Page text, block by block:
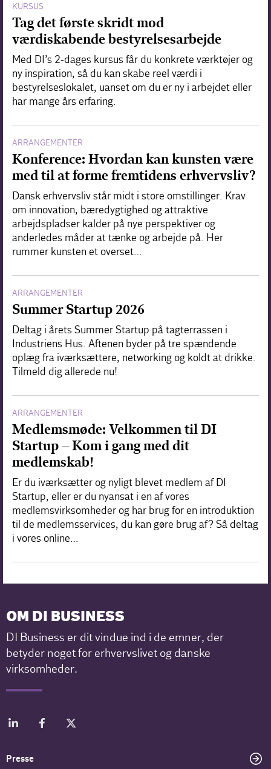
KURSUS
Tag det første skridt mod
værdiskabende bestyrelsesarbejde
Med DI’s 2-dages kursus får du konkrete værktøjer og
ny inspiration, så du kan skabe reel værdi i
bestyrelseslokalet, uanset om du er ny i arbejdet eller
har mange års erfaring.
ARRANGEMENTER
Konference: Hvordan kan kunsten være
med til at forme fremtidens erhvervsliv?
Dansk erhvervsliv står midt i store omstillinger. Krav
om innovation, bæredygtighed og attraktive
arbejdspladser kalder på nye perspektiver og
anderledes måder at tænke og arbejde på. Her
rummer kunsten et overset…
ARRANGEMENTER
Summer Startup 2026
Deltag i årets Summer Startup på tagterrassen i
Industriens Hus. Aftenen byder på tre spændende
oplæg fra iværksættere, networking og koldt at drikke.
Tilmeld dig allerede nu!
ARRANGEMENTER
Medlemsmøde: Velkommen til DI
Startup – Kom i gang med dit
medlemskab!
Er du iværksætter og nyligt blevet medlem af DI
Startup, eller er du nyansat i en af vores
medlemsvirksomheder og har brug for en introduktion
til de medlemsservices, du kan gøre brug af? Så deltag
i vores online…
OM DI BUSINESS
DI Business er dit vindue ind i de emner, der
betyder noget for erhvervslivet og danske
virksomheder.
Presse